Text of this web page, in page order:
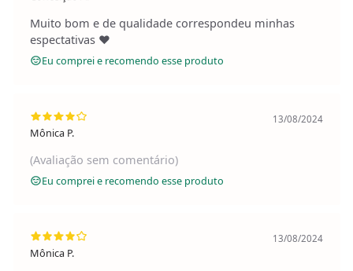
Muito bom e de qualidade correspondeu minhas
espectativas ❤️
Eu comprei e recomendo esse produto
Mônica P.
13/08/2024
(Avaliação sem comentário)
Eu comprei e recomendo esse produto
Mônica P.
13/08/2024